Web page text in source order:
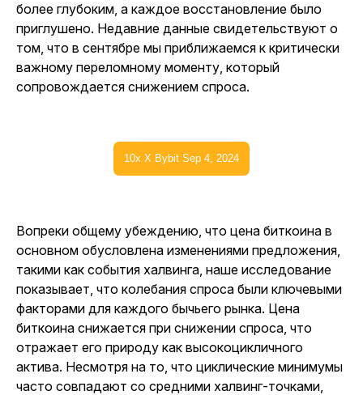
более глубоким, а каждое восстановление было
приглушено. Недавние данные свидетельствуют о
том, что в сентябре мы приближаемся к критически
важному переломному моменту, который
сопровождается снижением спроса.
10x X Bybit Sep 4, 2024
Вопреки общему убеждению, что цена биткоина в
основном обусловлена изменениями предложения,
такими как события халвинга, наше исследование
показывает, что колебания спроса были ключевыми
факторами для каждого бычьего рынка. Цена
биткоина снижается при снижении спроса, что
отражает его природу как высокоцикличного
актива. Несмотря на то, что циклические минимумы
часто совпадают со средними халвинг-точками,